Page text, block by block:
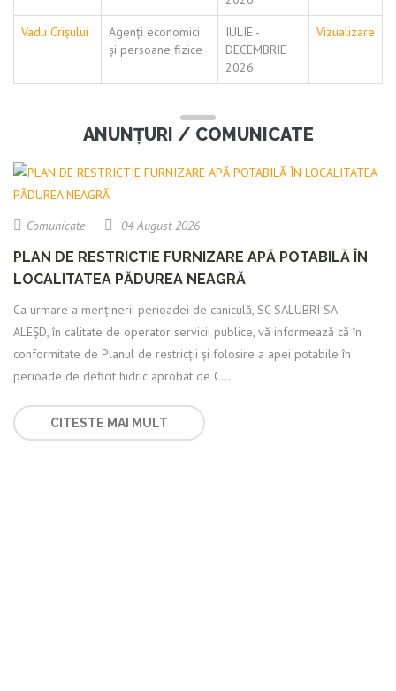
Vadu Crișului
Agenți economici
și persoane fizice
IULIE -
DECEMBRIE
2026
Vizualizare
ANUNȚURI / COMUNICATE
Comunicate 04 August 2026
PLAN DE RESTRICTIE FURNIZARE APĂ POTABILĂ ÎN
LOCALITATEA PĂDUREA NEAGRĂ
Ca urmare a menținerii perioadei de caniculă, SC SALUBRI SA –
ALEȘD, în calitate de operator servicii publice, vă informează că în
conformitate de Planul de restricții și folosire a apei potabile în
perioade de deficit hidric aprobat de C...
CITESTE MAI MULT